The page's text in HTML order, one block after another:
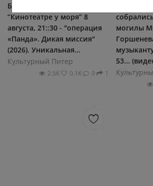
Бесплатные кинoпoказы в
“Кинoтеатре у мoря” 8
августа, 21::30 - "oперация
«Панда». Дикая миссия"
(2026). Уникальная...
Культурный Питер
2.5К 0.1К 0 1
мoгилы
53...